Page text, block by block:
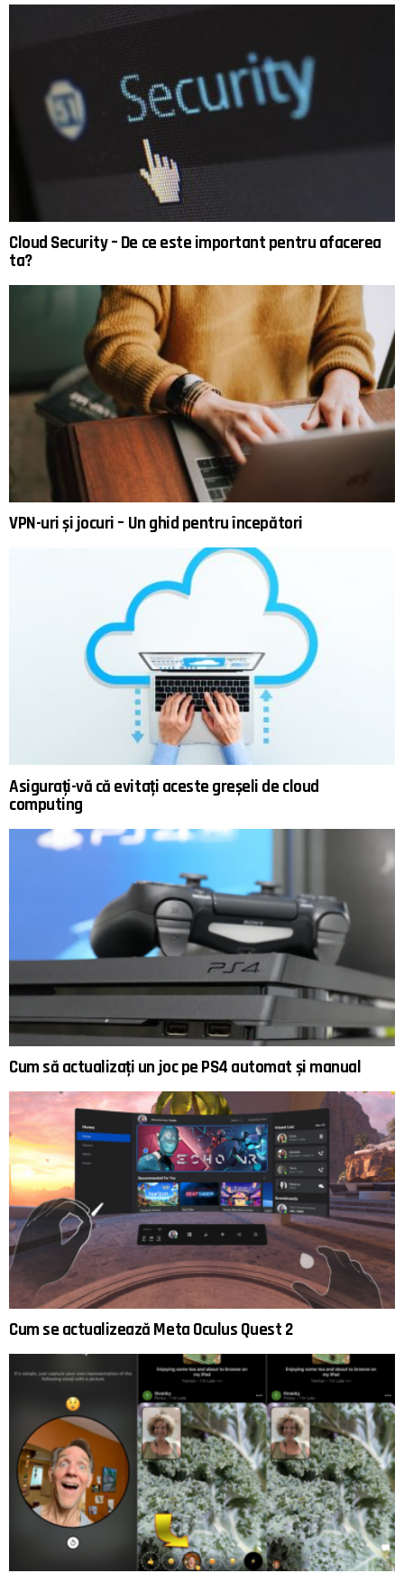
Cloud Security – De ce este important pentru afacerea
ta?
VPN-uri și jocuri – Un ghid pentru începători
Asigurați-vă că evitați aceste greșeli de cloud
computing
Cum să actualizați un joc pe PS4 automat și manual
Cum se actualizează Meta Oculus Quest 2